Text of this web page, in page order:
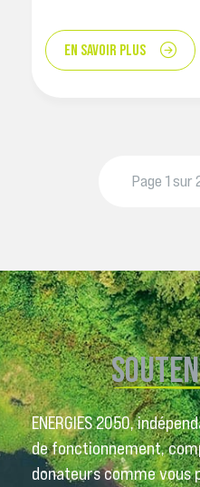
EN SAVOIR PLUS
Page 1 sur
ENERGIES 2050,
de fonctionnement,
donateurs comme vous